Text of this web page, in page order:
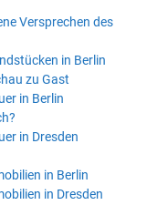
Versprechen des
in Berlin
zu Gast
in Berlin
in Dresden
in Berlin
in Dresden